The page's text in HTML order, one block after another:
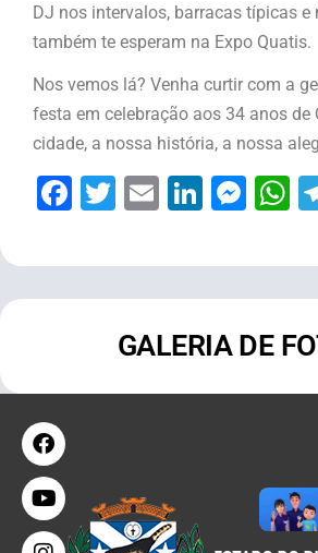
DJ nos intervalos, barracas típicas
também te esperam na Expo Quatis.
Nos vemos lá? Venha curtir com a
festa em celebração aos 34 anos de
cidade, a nossa história, a nossa
Facebook
Twitter
Email
GALERIA DE